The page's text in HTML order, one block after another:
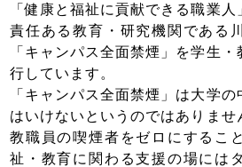
「健康と福祉に貢献できる職業
責任ある教育・研究機関である
「キャンパス全面禁煙」を学生
行しています。
「キャンパス全面禁煙」は大学
はいけないというのではありませ
教職員の喫煙者をゼロにするこ
祉・教育に関わる支援の場には